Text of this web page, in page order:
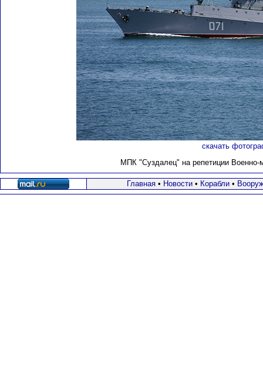
скачать
МПК "Суздалец" на репетиции Военно-
Главная• Новости• Корабли•